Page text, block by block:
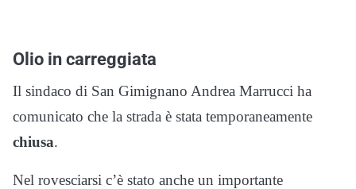
Olio in carreggiata
Il sindaco di San Gimignano Andrea Marrucci ha
comunicato che la strada è stata temporaneamente
chiusa.
Nel rovesciarsi c’è stato anche un importante